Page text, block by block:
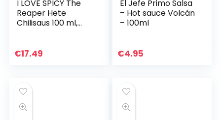
I LOVE SPICY The
Reaper Hete
Chilisaus 100 ml,
SHU (Carolina
€17.49
El Jefe Primo Salsa
– Hot sauce Volcán
– 100ml
€4.95